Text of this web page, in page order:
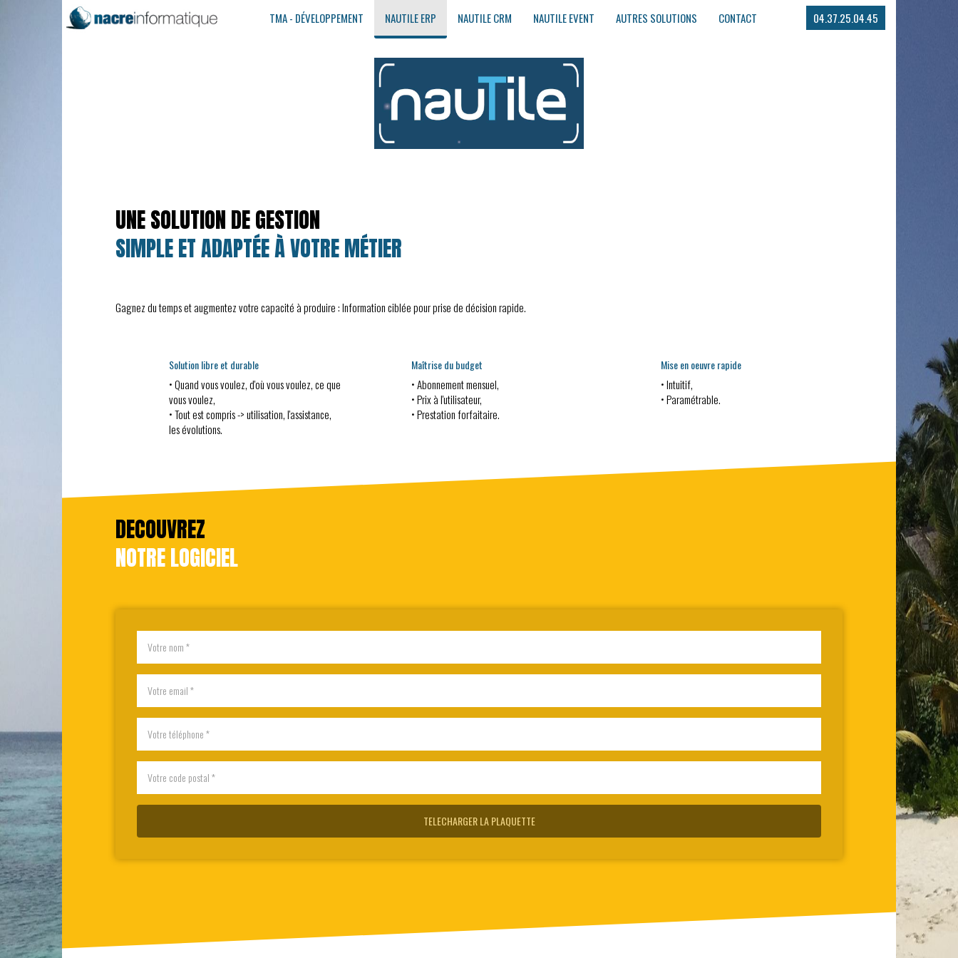
TMA - DÉVELOPPEMENT NAUTILE ERP NAUTILE CRM NAUTILE EVENT AUTRES SOLUTIONS CONTACT 04.37.25.04.45
UNE SOLUTION DE GESTION
SIMPLE ET ADAPTÉE À VOTRE MÉTIER
Gagnez du temps et augmentez votre capacité à produire : Information ciblée pour prise de décision rapide.
Solution libre et durable
• Quand vous voulez, d'où vous voulez, ce que
vous voulez,
• Tout est compris -> utilisation, l'assistance,
les évolutions.
Maîtrise du budget
• Abonnement mensuel,
• Prix à l'utilisateur,
• Prestation forfaitaire.
Mise en oeuvre rapide
• Intuitif,
• Paramétrable.
DECOUVREZ
NOTRE LOGICIEL
postal
*